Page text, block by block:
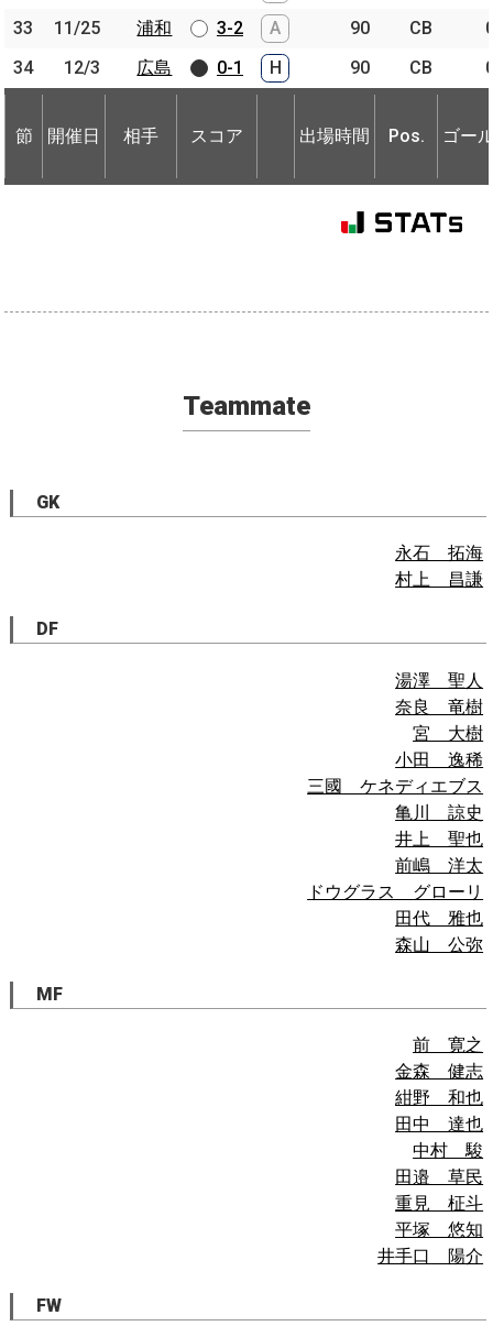
33 11/25 浦和 3-2 A 90 CB
34
12/3 広島 0-1 H 90 CB
節 開催日 相手 スコア 出場時間 Pos. ゴー
33 11/25
浦和
34
12/3 広島
節 開催日 相手
Teammate
GK
永石 拓海
村上 昌謙
DF
湯澤 聖人
奈良 竜樹
宮 大樹
小田 逸稀
三國 ケネディエブス
亀川 諒史
井上 聖也
前嶋 洋太
ドウグラス グローリ
田代 雅也
森山 公弥
MF
前 寛之
金森 健志
紺野 和也
田中 達也
中村 駿
田邉 草民
重見 柾斗
平塚 悠知
井手口 陽介
FW